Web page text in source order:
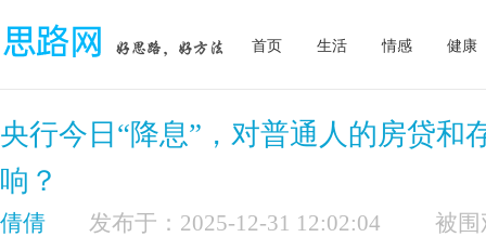
首页 生活 情感 健康
央行今日“降息”，对普通人的房贷和
响？
倩倩 发布于：2025-12-31 12:02:04